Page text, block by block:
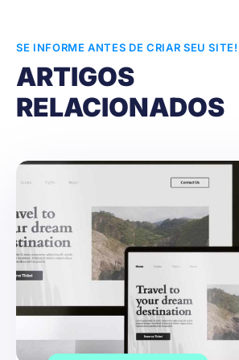
SE INFORME ANTES DE CRIAR SEU SITE!
ARTIGOS
RELACIONADOS